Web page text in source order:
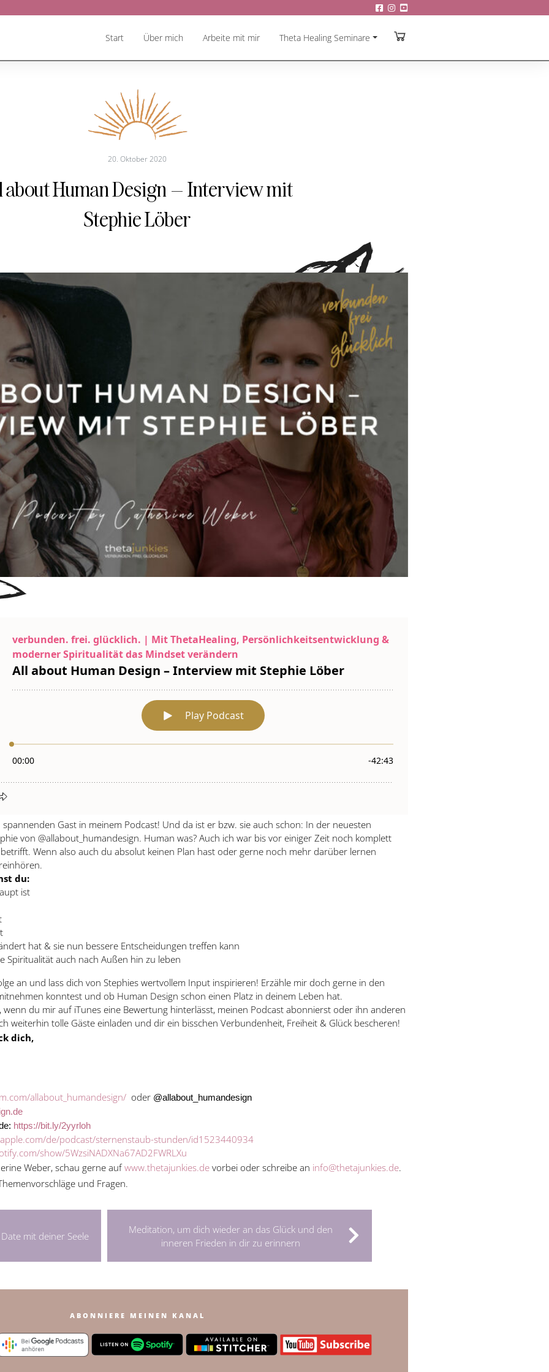
Start Über mich Arbeite mit mir Theta Healing Seminare
20. Oktober 2020
about Human Design – Interview mit
Stephie Löber
Gast in meinem Podcast! Und da ist er bzw. sie auch schon: In der neuesten
von @allabout_humandesign. Human was? Auch ich war bis vor einiger Zeit noch komplett
Wenn also auch du absolut keinen Plan hast oder gerne noch mehr darüber lernen
du:
ist
hat & sie nun bessere Entscheidungen treffen kann
Spiritualität auch nach Außen hin zu leben
an und lass dich von Stephies wertvollem Input inspirieren! Erzähle mir doch gerne in den
konntest und ob Human Design schon einen Platz in deinem Leben hat.
du mir auf iTunes eine Bewertung hinterlässt, meinen Podcast abonnierst oder ihn anderen
weiterhin tolle Gäste einladen und dir ein bisschen Verbundenheit, Freiheit & Glück bescheren!
dich,
allabout_humandesign/ oder @allabout_humandesign
https://bit.ly/2yyrloh
de/podcast/sternenstaub-stunden/id1523440934
show/5WzsiNADXNa67AD2FWRLXu
Weber, schau gerne aufwww.thetajunkies.de vorbei oder schreibe an info@thetajunkies.de.
und Fragen.
mit deiner Seele
Meditation, um dich wieder an das Glück und den
inneren Frieden in dir zu erinnern
ABONNIERE MEINEN KANAL